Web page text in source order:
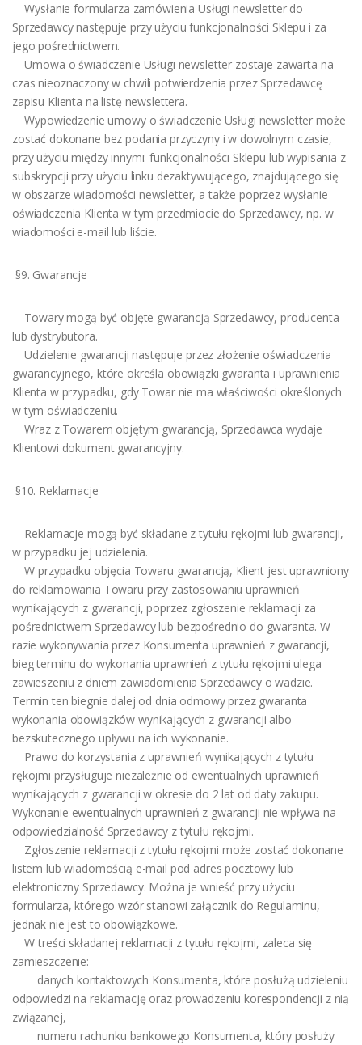
Wysłanie formularza zamówienia Usługi newsletter do
Sprzedawcy następuje przy użyciu funkcjonalności Sklepu i za
jego pośrednictwem.
Umowa o świadczenie Usługi newsletter zostaje zawarta na
czas nieoznaczony w chwili potwierdzenia przez Sprzedawcę
zapisu Klienta na listę newslettera.
Wypowiedzenie umowy o świadczenie Usługi newsletter może
zostać dokonane bez podania przyczyny i w dowolnym czasie,
przy użyciu między innymi: funkcjonalności Sklepu lub wypisania z
subskrypcji przy użyciu linku dezaktywującego, znajdującego się
w obszarze wiadomości newsletter, a także poprzez wysłanie
oświadczenia Klienta w tym przedmiocie do Sprzedawcy, np. w
wiadomości e-mail lub liście.
§9. Gwarancje
Towary mogą być objęte gwarancją Sprzedawcy, producenta
lub dystrybutora.
Udzielenie gwarancji następuje przez złożenie oświadczenia
gwarancyjnego, które określa obowiązki gwaranta i uprawnienia
Klienta w przypadku, gdy Towar nie ma właściwości określonych
w tym oświadczeniu.
Wraz z Towarem objętym gwarancją, Sprzedawca wydaje
Klientowi dokument gwarancyjny.
§10. Reklamacje
Reklamacje mogą być składane z tytułu rękojmi lub gwarancji,
w przypadku jej udzielenia.
W przypadku objęcia Towaru gwarancją, Klient jest uprawniony
do reklamowania Towaru przy zastosowaniu uprawnień
wynikających z gwarancji, poprzez zgłoszenie reklamacji za
pośrednictwem Sprzedawcy lub bezpośrednio do gwaranta. W
razie wykonywania przez Konsumenta uprawnień z gwarancji,
bieg terminu do wykonania uprawnień z tytułu rękojmi ulega
zawieszeniu z dniem zawiadomienia Sprzedawcy o wadzie.
Termin ten biegnie dalej od dnia odmowy przez gwaranta
wykonania obowiązków wynikających z gwarancji albo
bezskutecznego upływu na ich wykonanie.
Prawo do korzystania z uprawnień wynikających z tytułu
rękojmi przysługuje niezależnie od ewentualnych uprawnień
wynikających z gwarancji w okresie do 2 lat od daty zakupu.
Wykonanie ewentualnych uprawnień z gwarancji nie wpływa na
odpowiedzialność Sprzedawcy z tytułu rękojmi.
Zgłoszenie reklamacji z tytułu rękojmi może zostać dokonane
listem lub wiadomością e-mail pod adres pocztowy lub
elektroniczny Sprzedawcy. Można je wnieść przy użyciu
formularza, którego wzór stanowi załącznik do Regulaminu,
jednak nie jest to obowiązkowe.
W treści składanej reklamacji z tytułu rękojmi, zaleca się
zamieszczenie:
danych kontaktowych Konsumenta, które posłużą udzieleniu
odpowiedzi na reklamację oraz prowadzeniu korespondencji z nią
związanej,
numeru rachunku bankowego Konsumenta, który posłuży